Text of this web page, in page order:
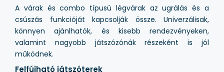
A várak és combo típusú légvárak az ugrálás és a
csúszás funkcióját kapcsolják össze. Univerzálisak,
könnyen ajánlhatók, és kisebb rendezvényeken,
valamint nagyobb játszózónák részeként is jól
működnek.
Felfújható játszóterek